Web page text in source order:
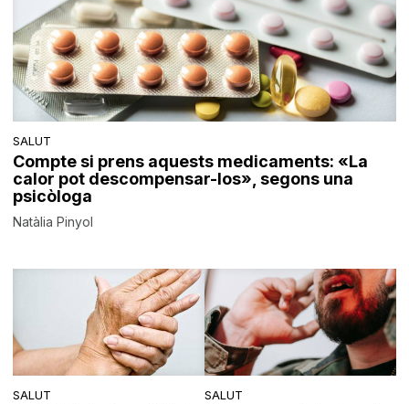
SALUT
Compte si prens aquests medicaments: «La
calor pot descompensar-los», segons una
psicòloga
Natàlia Pinyol
SALUT SALUT